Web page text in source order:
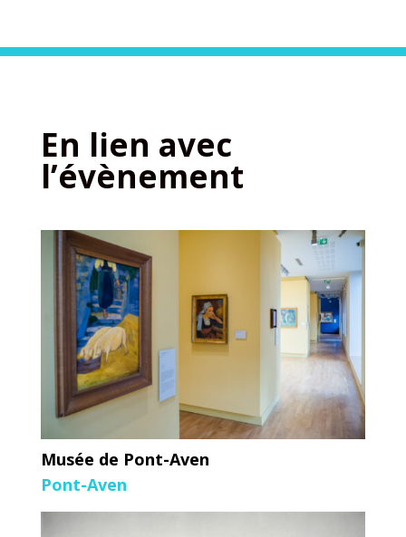
En lien avec
l’évènement
Musée de Pont-Aven
Pont-Aven